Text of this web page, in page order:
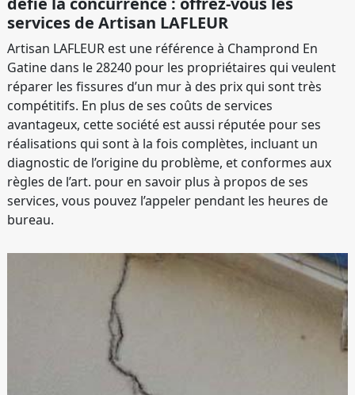
services de Artisan LAFLEUR
Artisan LAFLEUR est une référence à Champrond En
Gatine dans le 28240 pour les propriétaires qui veulent
réparer les fissures d’un mur à des prix qui sont très
compétitifs. En plus de ses coûts de services
avantageux, cette société est aussi réputée pour ses
réalisations qui sont à la fois complètes, incluant un
diagnostic de l’origine du problème, et conformes aux
règles de l’art. pour en savoir plus à propos de ses
services, vous pouvez l’appeler pendant les heures de
bureau.